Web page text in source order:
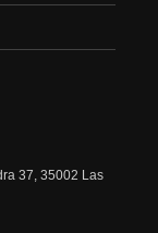
37, 35002 Las